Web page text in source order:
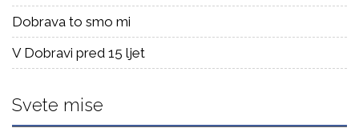
Dobrava to smo mi
V Dobravi pred 15 ljet
Svete mise